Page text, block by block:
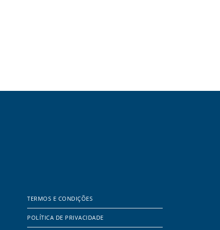
TERMOS E CONDIÇÕES
POLÍTICA DE PRIVACIDADE